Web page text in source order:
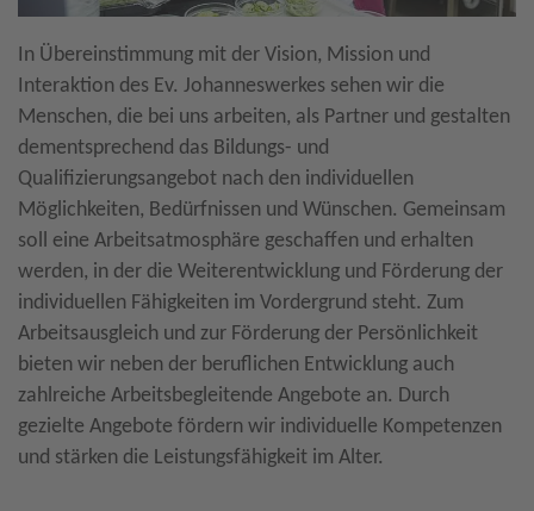
In Übereinstimmung mit der Vision, Mission und
Interaktion des Ev. Johanneswerkes sehen wir die
Menschen, die bei uns arbeiten, als Partner und gestalten
dementsprechend das Bildungs- und
Qualifizierungsangebot nach den individuellen
Möglichkeiten, Bedürfnissen und Wünschen. Gemeinsam
soll eine Arbeitsatmosphäre geschaffen und erhalten
werden, in der die Weiterentwicklung und Förderung der
individuellen Fähigkeiten im Vordergrund steht. Zum
Arbeitsausgleich und zur Förderung der Persönlichkeit
bieten wir neben der beruflichen Entwicklung auch
zahlreiche Arbeitsbegleitende Angebote an. Durch
gezielte Angebote fördern wir individuelle Kompetenzen
und stärken die Leistungsfähigkeit im Alter.